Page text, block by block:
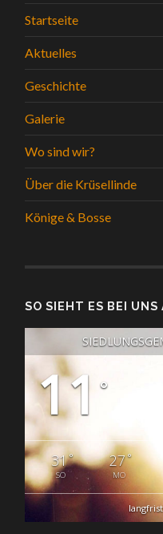
Startseite
Aktuelles
Geschichte
Galerie
Wo sind wir?
Über die Krüsellinde
Könige & Bosse
SO SIEHT ES BEI UNS
11 °
31°
SO
27°
MO